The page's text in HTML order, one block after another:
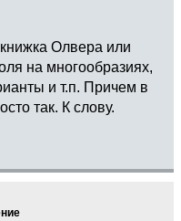
Олвера или
на многообразиях,
и т.п. Причем в
так. К слову.